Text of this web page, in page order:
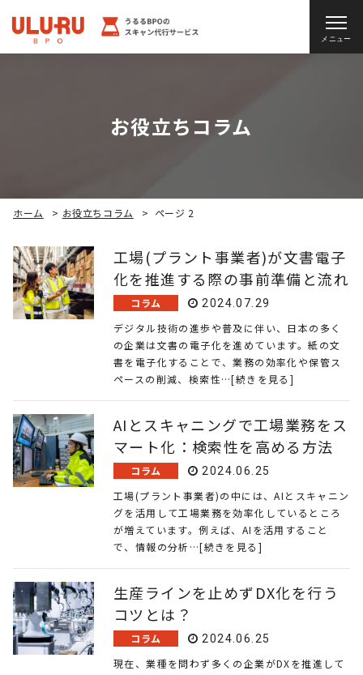
メニュー
お役立ちコラム
ホーム > お役立ちコラム > ページ 2
工場(プラント事業者)が文書電子
化を推進する際の事前準備と流れ
コラム 2024.07.29
デジタル技術の進歩や普及に伴い、日本の多く
の企業は文書の電子化を進めています。紙の文
書を電子化することで、業務の効率化や保管ス
ペースの削減、検索性…[続きを見る]
AIとスキャニングで工場業務をス
マート化：検索性を高める方法
コラム 2024.06.25
工場(プラント事業者)の中には、AIとスキャニン
グを活用して工場業務を効率化しているところ
が増えています。例えば、AIを活用すること
で、情報の分析…[続きを見る]
生産ラインを止めずDX化を行う
コツとは？
コラム 2024.06.25
現在、業種を問わず多くの企業がDXを推進して